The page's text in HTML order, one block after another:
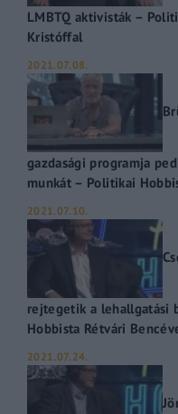
LMBTQ aktivisták –
Kristóffal
2021.07.08.
gazdasági programja
munkát – Politikai
2021.07.10.
rejtegetik a lehallgatási
Hobbista Rétvári
2021.07.24.